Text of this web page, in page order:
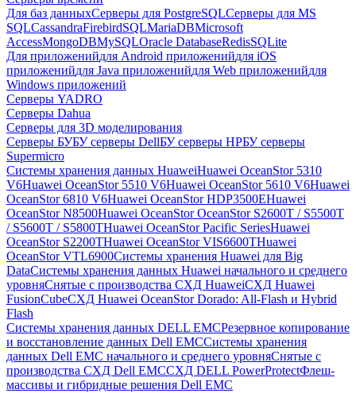
Для баз данныхСерверы для PostgreSQLСерверы для MS
SQLCassandraFirebirdSQLMariaDBMicrosoft
AccessMongoDBMySQLOracle DatabaseRedisSQLite
Для приложенийдля Android приложенийдля iOS
приложенийдля Java приложенийдля Web приложенийдля
Windows приложений
Серверы YADRO
Серверы Dahua
Серверы для 3D моделирования
Серверы БУБУ серверы DellБУ серверы HPБУ серверы
Supermicro
Системы хранения данных HuaweiHuawei OceanStor 5310
V6Huawei OceanStor 5510 V6Huawei OceanStor 5610 V6Huawei
OceanStor 6810 V6Huawei OceanStor HDP3500EHuawei
OceanStor N8500Huawei OceanStor OceanStor S2600T / S5500T
/ S5600T / S5800THuawei OceanStor Pacific SeriesHuawei
OceanStor S2200THuawei OceanStor VIS6600THuawei
OceanStor VTL6900Системы хранения Huawei для Big
DataСистемы хранения данных Huawei начального и среднего
уровняСнятые с производства СХД HuaweiСХД Huawei
FusionCubeСХД Huawei OceanStor Dorado: All-Flash и Hybrid
Flash
Системы хранения данных DELL EMCРезервное копирование
и восстановление данных Dell EMCСистемы хранения
данных Dell EMC начального и среднего уровняСнятые с
производства СХД Dell EMCСХД DELL PowerProtectФлеш-
массивы и гибридные решения Dell EMC